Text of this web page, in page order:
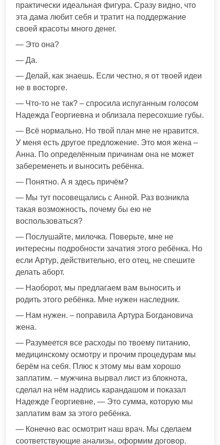
практически идеальная фигура. Сразу видно, что
эта дама любит себя и тратит на поддержание
своей красоты много денег.
— Это она?
— Да.
— Делай, как знаешь. Если честно, я от твоей идеи
не в восторге.
— Что-то не так? – спросила испуганным голосом
Надежда Георгиевна и облизала пересохшие губы.
— Всё нормально. Но твой план мне не нравится.
У меня есть другое предложение. Это моя жена –
Анна. По определённым причинам она не может
забеременеть и выносить ребёнка.
— Понятно. А я здесь причём?
— Мы тут посовещались с Анной. Раз возникла
такая возможность, почему бы ею не
воспользоваться?
— Послушайте, милочка. Поверьте, мне не
интересны подробности зачатия этого ребёнка. Но
если Артур, действительно, его отец, не спешите
делать аборт.
— Наоборот, мы предлагаем вам выносить и
родить этого ребёнка. Мне нужен наследник.
— Нам нужен. – поправила Артура Богдановича
жена.
— Разумеется все расходы по твоему питанию,
медицинскому осмотру и прочим процедурам мы
берём на себя. Плюс к этому мы вам хорошо
заплатим. – мужчина вырвал лист из блокнота,
сделал на нём надпись карандашом и показал
Надежде Георгиевне, — Это сумма, которую мы
заплатим вам за этого ребёнка.
— Конечно вас осмотрит наш врач. Мы сделаем
соответствующие анализы, оформим договор.